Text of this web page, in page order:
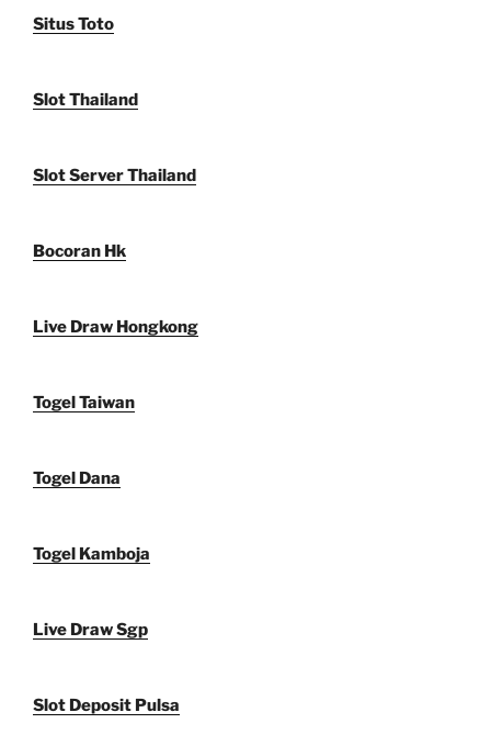
Situs Toto
Slot Thailand
Slot Server Thailand
Bocoran Hk
Live Draw Hongkong
Togel Taiwan
Togel Dana
Togel Kamboja
Live Draw Sgp
Slot Deposit Pulsa